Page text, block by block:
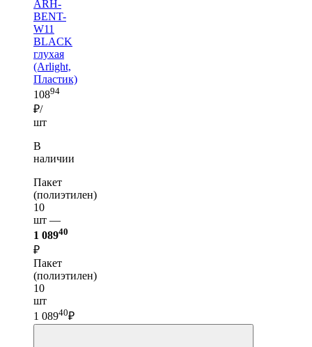
ARH-
BENT-
W11
BLACK
глухая
(Arlight,
Пластик)
10894
₽/
шт
В
наличии
Пакет
(полиэтилен)
10
шт —
1 08940
₽
Пакет
(полиэтилен)
10
шт
1 08940₽